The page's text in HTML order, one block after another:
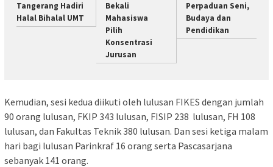
Tangerang Hadiri
Halal Bihalal UMT
Bekali
Mahasiswa
Pilih
Konsentrasi
Jurusan
Perpaduan Seni,
Budaya dan
Pendidikan
Kemudian, sesi kedua diikuti oleh lulusan FIKES dengan jumlah
90 orang lulusan, FKIP 343 lulusan, FISIP 238 lulusan, FH 108
lulusan, dan Fakultas Teknik 380 lulusan. Dan sesi ketiga malam
hari bagi lulusan Parinkraf 16 orang serta Pascasarjana
sebanyak 141 orang.